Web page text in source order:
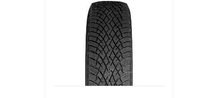
Ikon Autograph Snow 5 SUV
235/55 R 20 105 R XL